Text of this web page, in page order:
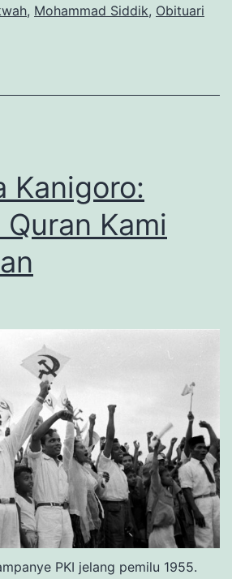
Ini, Mohammad Siddik, Obituari
Kanigoro:
Kami
PKI jelang pemilu 1955.